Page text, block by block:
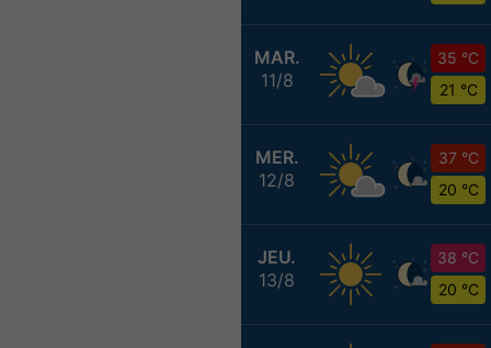
MAR.
11/8
35 °C
21 °C
MER.
12/8
37 °C
20 °C
JEU.
13/8
38 °C
20 °C